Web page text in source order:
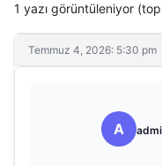
1 yazı görüntüleniyor
Temmuz 4, 2026: 5:30 pm
A